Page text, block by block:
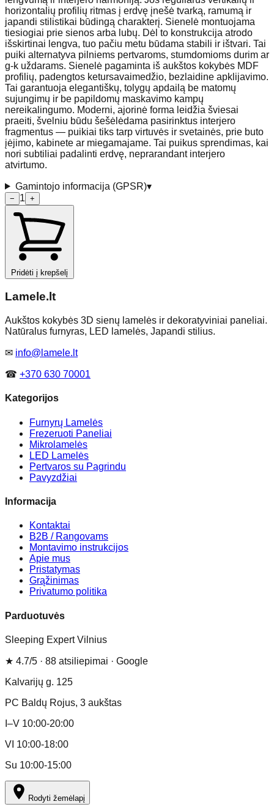
horizontalių profilių ritmas į erdvę įnešė tvarką, ramumą ir
japandi stilistikai būdingą charakterį. Sienelė montuojama
tiesiogiai prie sienos arba lubų. Dėl to konstrukcija atrodo
išskirtinai lengva, tuo pačiu metu būdama stabili ir ištvari. Tai
puiki alternatyva pilniems pertvaroms, stumdomioms durim ar
g-k uždarams. Sienelė pagaminta iš aukštos kokybės MDF
profilių, padengtos ketursavaimedžio, bezlaidine apklijavimo.
Tai garantuoja elegantiškų, tolygų apdailą be matomų
sujungimų ir be papildomų maskavimo kampų
nereikalingumo. Moderni, ajorinė forma leidžia šviesai
praeiti, švelniu būdu šešėlėdama pasirinktus interjero
fragmentus — puikiai tiks tarp virtuvės ir svetainės, prie buto
įėjimo, kabinete ar miegamajame. Tai puikus sprendimas, kai
nori subtiliai padalinti erdvę, neprarandant interjero
atvirtumo.
Gamintojo informacija (GPSR)▾
− 1 +
Pridėti į krepšelį
Lamele.lt
Aukštos kokybės 3D sienų lamelės ir dekoratyviniai paneliai.
Natūralus furnyras, LED lamelės, Japandi stilius.
✉ info@lamele.lt
☎ +370 630 70001
Kategorijos
Furnyrų Lamelės
Frezeruoti Paneliai
Mikrolamelės
LED Lamelės
Pertvaros su Pagrindu
Pavyzdžiai
Informacija
Kontaktai
B2B / Rangovams
Montavimo instrukcijos
Apie mus
Pristatymas
Grąžinimas
Privatumo politika
Parduotuvės
Sleeping Expert Vilnius
★ 4.7/5 · 88 atsiliepimai · Google
Kalvarijų g. 125
PC Baldų Rojus, 3 aukštas
I–V 10:00-20:00
VI 10:00-18:00
Su 10:00-15:00
Rodyti žemėlapį